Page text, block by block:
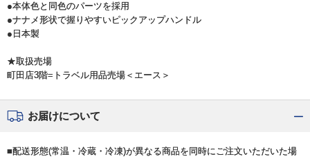
●本体色と同色のパーツを採用
●ナナメ形状で握りやすいピックアップハンドル
●日本製
★取扱売場
町田店3階=トラベル用品売場＜エース＞
お届けについて
■配送形態(常温・冷蔵・冷凍)が異なる商品を同時にご注文いただいた場